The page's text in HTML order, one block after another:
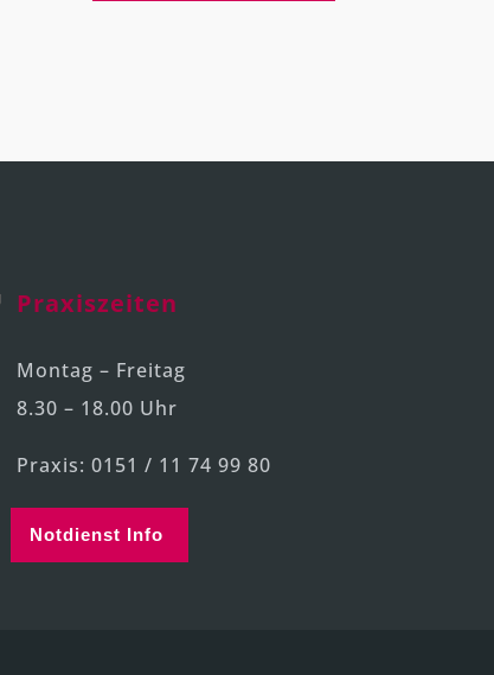
Praxiszeiten
Montag – Freitag
8.30 – 18.00 Uhr
Praxis: 0151 / 11 74 99 80
Notdienst Info